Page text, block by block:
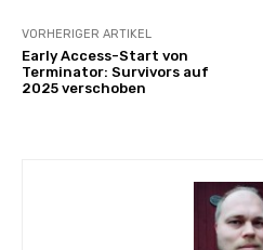
VORHERIGER ARTIKEL
Early Access-Start von
Terminator: Survivors auf
2025 verschoben